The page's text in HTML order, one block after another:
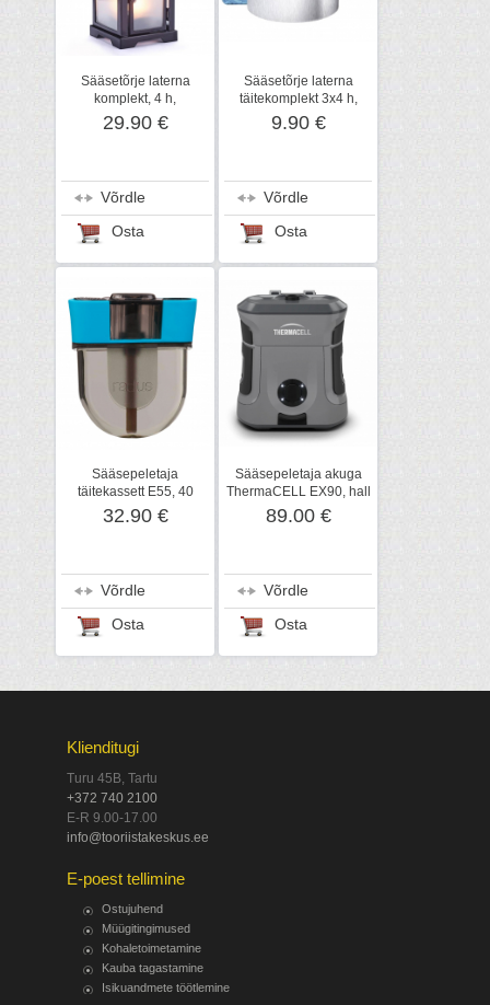
Sääsetõrje laterna
komplekt, 4 h,
SWISSINNO
29.90 €
Võrdle
Osta
Sääsetõrje laterna
täitekomplekt 3x4 h,
SWISSINNO
9.90 €
Võrdle
Osta
Sääsepeletaja
täitekassett E55, 40
tundi, ThermaCELL
32.90 €
Võrdle
Osta
Sääsepeletaja akuga
ThermaCELL EX90, hall
89.00 €
Võrdle
Osta
Klienditugi
Turu 45B, Tartu
+372 740 2100
E-R 9.00-17.00
info@tooriistakeskus.ee
E-poest tellimine
Ostujuhend
Müügitingimused
Kohaletoimetamine
Kauba tagastamine
Isikuandmete töötlemine